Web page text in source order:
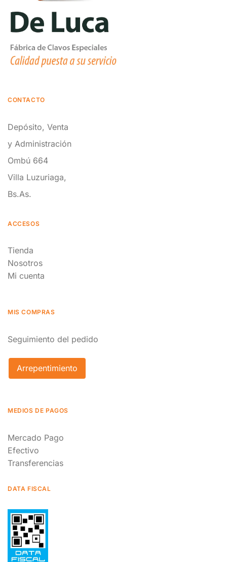
CONTACTO
Depósito, Venta
y Administración
Ombú 664
Villa Luzuriaga,
Bs.As.
ACCESOS
Tienda
Nosotros
Mi cuenta
MIS COMPRAS
Seguimiento del pedido
Arrepentimiento
MEDIOS DE PAGOS
Mercado Pago
Efectivo
Transferencias
DATA FISCAL